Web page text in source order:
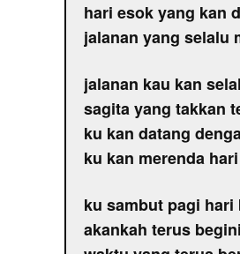
hari esok yang kan
jalanan yang selalu
jalanan kau kan
sagita yang takkan
ku kan datang
ku kan merenda
ku sambut pagi
akankah terus